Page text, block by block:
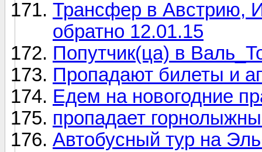
Трансфер в Австрию,
обратно 12.01.15
Попутчик(ца) в
Пропадают билеты и
Едем на новогодние
пропадает
Автобусный тур на